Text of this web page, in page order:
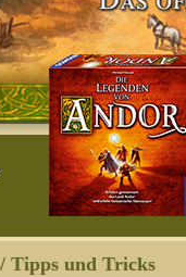
Tipps und Tricks